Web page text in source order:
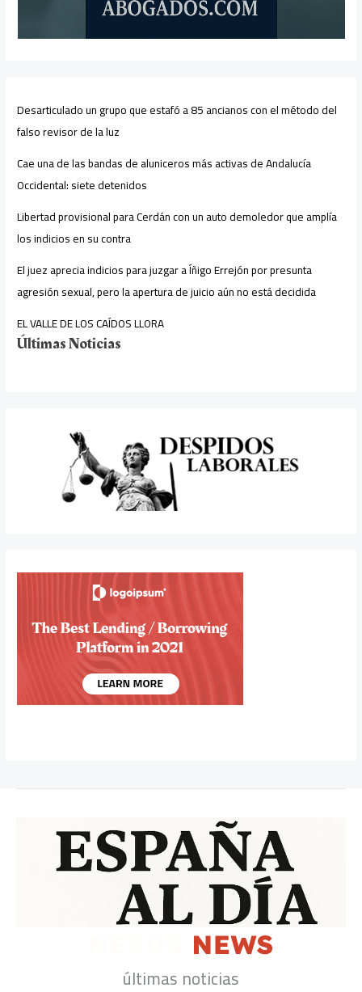
Desarticulado un grupo que estafó a 85 ancianos con el método del
falso revisor de la luz
Cae una de las bandas de aluniceros más activas de Andalucía
Occidental: siete detenidos
Libertad provisional para Cerdán con un auto demoledor que amplía
los indicios en su contra
El juez aprecia indicios para juzgar a Íñigo Errejón por presunta
agresión sexual, pero la apertura de juicio aún no está decidida
EL VALLE DE LOS CAÍDOS LLORA
Últimas Noticias
últimas noticias